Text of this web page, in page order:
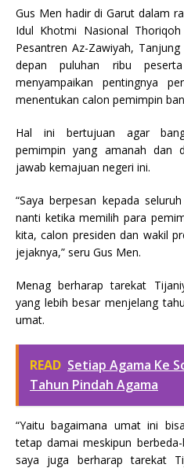
Gus Men hadir di Garut dalam
Idul Khotmi Nasional
Pesantren Az-Zawiyah,
depan puluhan ribu
menyampaikan pentingnya
menentukan calon pemimpin
Hal ini bertujuan agar
pemimpin yang amanah dan
jawab kemajuan negeri ini.
“Saya berpesan kepada
nanti ketika memilih para
kita, calon presiden dan wakil
jejaknya,” seru Gus Men.
Menag berharap tarekat
yang lebih besar menjelang
umat.
READ Setiap Agama Ke
Tahun Pindah Agama
“Yaitu bagaimana umat ini
tetap damai meskipun
saya juga berharap tarekat